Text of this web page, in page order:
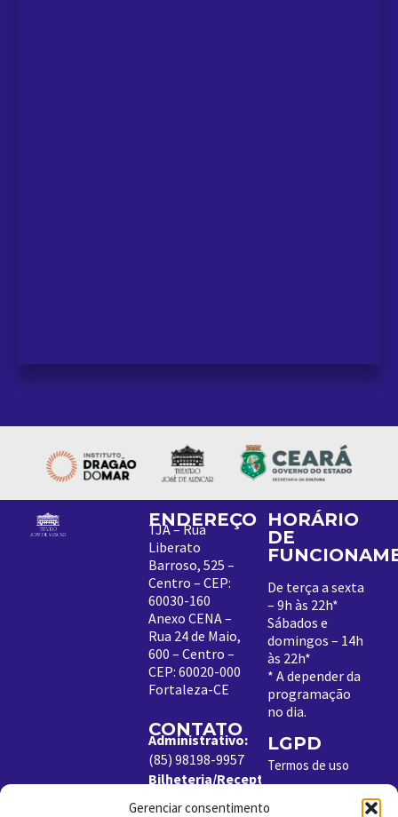
Gerenciar consentimento
ENDEREÇO
TJA – Rua
Liberato
Barroso, 525 –
Centro – CEP:
60030-160
Anexo CENA –
Rua 24 de Maio,
600 – Centro –
CEP: 60020-000
Fortaleza-CE
CONTATO
Administrativo:
(85) 98198-9957
Bilheteria/Receptivo:
(85) 99204-8843
HORÁRIO
DE
De terça a sexta
– 9h às 22h*
Sábados e
domingos – 14h
às 22h*
* A depender da
programação
no dia.
LGPD
Termos de uso